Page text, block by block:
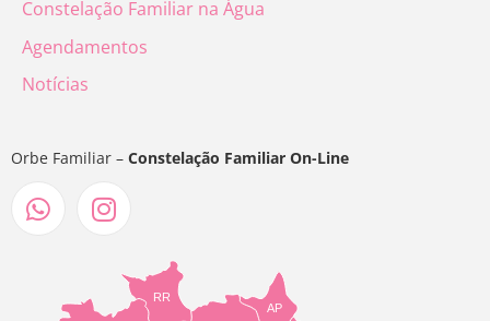
Constelação Familiar na Água
Agendamentos
Notícias
Orbe Familiar – Constelação Familiar On-Line
AP
RR